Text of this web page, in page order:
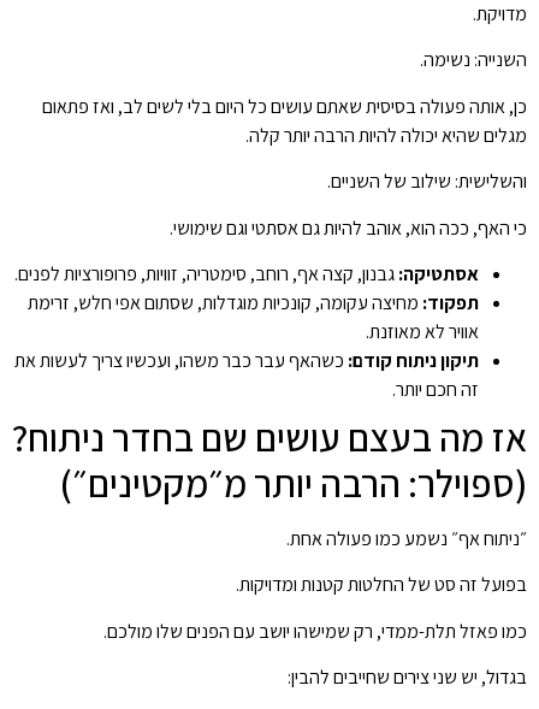
מדויקת.
השנייה: נשימה.
כן, אותה פעולה בסיסית שאתם עושים כל היום בלי לשים לב, ואז פתאום
מגלים שהיא יכולה להיות הרבה יותר קלה.
והשלישית: שילוב של השניים.
כי האף, ככה הוא, אוהב להיות גם אסתטי וגם שימושי.
אסתטיקה:גבנון, קצה אף, רוחב, סימטריה, זוויות, פרופורציות לפנים.
תפקוד: מחיצה עקומה, קונכיות מוגדלות, שסתום אפי חלש, זרימת
אוויר לא מאוזנת.
תיקון ניתוח קודם: כשהאף עבר כבר משהו, ועכשיו צריך לעשות את
זה חכם יותר.
אז מה בעצם עושים שם בחדר ניתוח?
(ספוילר: הרבה יותר מ״מקטינים״)
״ניתוח אף״ נשמע כמו פעולה אחת.
בפועל זה סט של החלטות קטנות ומדויקות.
כמו פאזל תלת-ממדי, רק שמישהו יושב עם הפנים שלו מולכם.
בגדול, יש שני צירים שחייבים להבין: